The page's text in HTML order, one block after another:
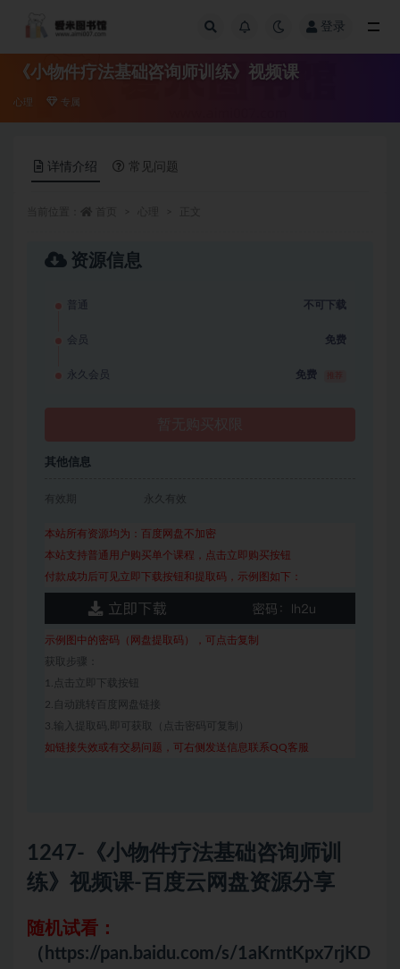
登录
《小物件疗法基础咨询师训练》视频课
心理 专属
详情介绍 常见问题
资源信息
普通 不可下载
会员 免费
永久会员 免费
其他信息
有效期 永久有效
本站所有资源均为：百度网盘不加密
本站支持普通用户购买单个课程，点击立即购买按钮
付款成功后可见立即下载按钮和提取码，示例图如下：
示例图中的密码（网盘提取码），可点击复制
获取步骤：
1.点击立即下载按钮
2.自动跳转百度网盘链接
3.输入提取码,即可获取（点击密码可复制）
如链接失效或有交易问题，可右侧发送信息联系QQ客服
1247-《小物件疗法基础咨询师训
练》视频课-百度云网盘资源分享
随机试看：
（https://pan.baidu.com/s/1aKrntKpx7rjKD